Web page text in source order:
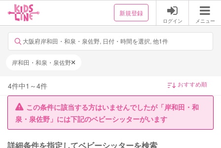
新規登録
ログイン メニュー
大阪府岸和田・和泉・泉佐野, 日付・時間を選択, 他1件
岸和田・和泉・泉佐野
4件中1 ～4件
この条件に該当する方はいませんでしたが「岸和田・和
泉・泉佐野」には下記のベビーシッターがいます
詳細条件を指定してベビーシッターを検索